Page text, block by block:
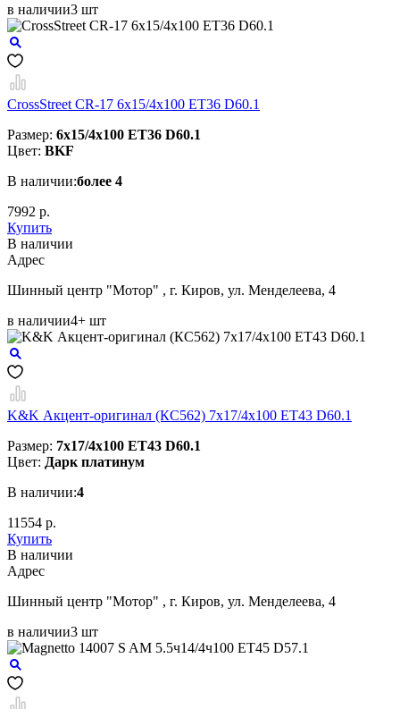
в наличии3 шт
CrossStreet CR-17 6x15/4x100 ET36 D60.1
Размер: 6x15/4x100 ET36 D60.1
Цвет: BKF
В наличии:более 4
7992 р.
Купить
В наличии
Aдрес
Шинный центр "Мотор" , г. Киров, ул. Менделеева, 4
в наличии4+ шт
K&K Акцент-оригинал (КС562) 7x17/4x100 ET43 D60.1
Размер: 7x17/4x100 ET43 D60.1
Цвет: Дарк платинум
В наличии:4
11554 р.
Купить
В наличии
Aдрес
Шинный центр "Мотор" , г. Киров, ул. Менделеева, 4
в наличии3 шт